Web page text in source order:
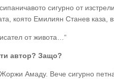
сигурно от
която Емилиян Станев каза,
от живота…“
автор? Защо?
Амаду. Вече сигурно